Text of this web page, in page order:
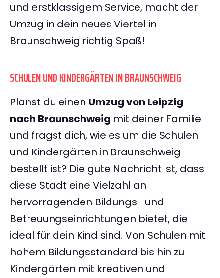
und erstklassigem Service, macht der
Umzug in dein neues Viertel in
Braunschweig richtig Spaß!
SCHULEN UND KINDERGÄRTEN IN BRAUNSCHWEIG
Planst du einen Umzug von Leipzig
nach Braunschweig mit deiner Familie
und fragst dich, wie es um die Schulen
und Kindergärten in Braunschweig
bestellt ist? Die gute Nachricht ist, dass
diese Stadt eine Vielzahl an
hervorragenden Bildungs- und
Betreuungseinrichtungen bietet, die
ideal für dein Kind sind. Von Schulen mit
hohem Bildungsstandard bis hin zu
Kindergärten mit kreativen und